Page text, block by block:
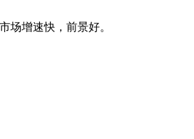
场增速快，前景好。